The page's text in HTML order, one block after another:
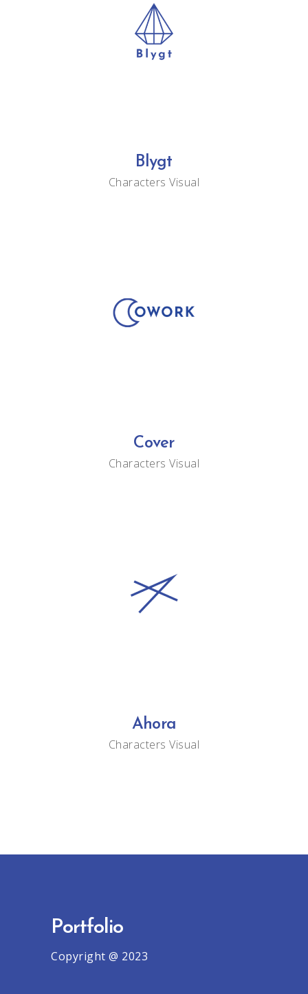
Blygt
Characters Visual
Cover
Characters Visual
Ahora
Characters Visual
Portfolio
Copyright @ 2023